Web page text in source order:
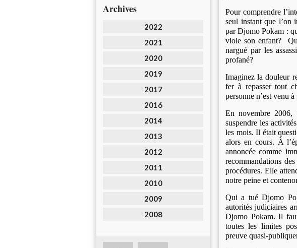
Archives
2022
2021
2020
2019
2017
2016
2014
2013
2012
2011
2010
2009
2008
Pour comprendre
seul instant que l’on
par Djomo Pokam :
viole son enfant?
nargué par les
profané?
Imaginez la douleur
fer à repasser tout
personne n’est venu
En novembre 2006,
suspendre les
les mois. Il était
alors en cours. À
annoncée comme
recommandations
procédures. Elle
notre peine et
Qui a tué Djomo
autorités judiciaires
Djomo Pokam. Il
toutes les limites
preuve quasi-